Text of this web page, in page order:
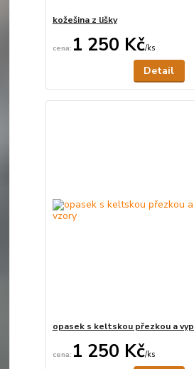
kožešina z lišky
1 250 Kč/ks
Detail
opasek s keltskou přezkou a
1 250 Kč/ks